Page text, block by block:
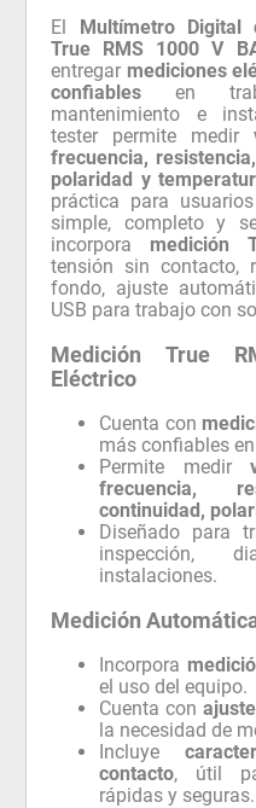
El Multímetro Digital
True RMS 1000 V
entregar mediciones
confiables en
mantenimiento e
tester permite medir
frecuencia,
polaridad y
práctica para
simple, completo y
incorpora medición
tensión sin contacto,
fondo, ajuste
USB para trabajo con
Medición True
Eléctrico
Cuenta con
más confiables
Permite medir
frecuencia,
continuidad,
Diseñado para
inspección,
instalaciones.
Medición
Incorpora
el uso del equipo.
Cuenta con
la necesidad de
Incluye
contacto, útil
rápidas y seguras.